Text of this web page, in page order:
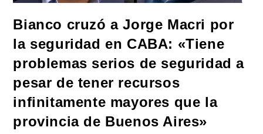
Bianco cruzó a Jorge Macri por
la seguridad en CABA: «Tiene
problemas serios de seguridad a
pesar de tener recursos
infinitamente mayores que la
provincia de Buenos Aires»